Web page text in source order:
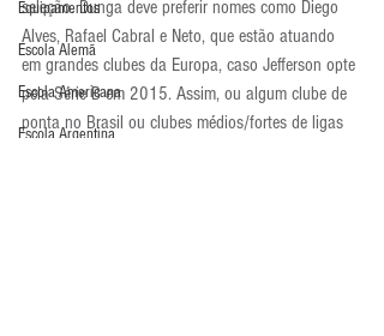
Equipamentos
Escola Alemã
Escola Americana
Escola Argentina
seleção. Dunga deve preferir nomes como Diego
Alves, Rafael Cabral e Neto, que estão atuando
em grandes clubes da Europa, caso Jefferson opte
pela Série B em 2015. Assim, ou algum clube de
ponta no Brasil ou clubes médios/fortes de ligas